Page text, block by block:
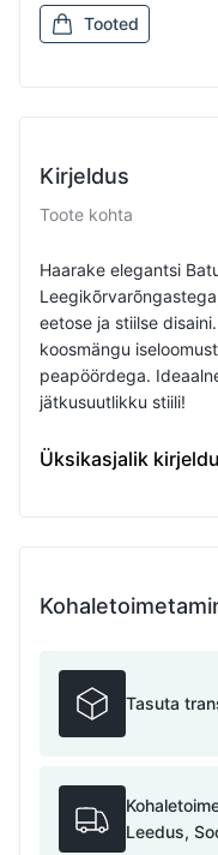
Tooted
Kirjeldus
Toote kohta
Haarake elegantsi
eetose ja stiilse
koosmängu
peapöördega.
jätkusuutlikku stiili!
Üksikasjalik
Tasuta
Leedus,